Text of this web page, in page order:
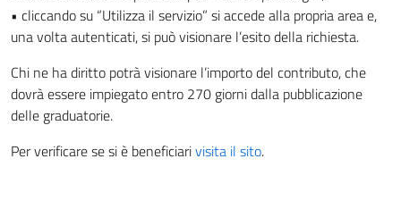
•⁠ ⁠cliccando su “Utilizza il servizio” si accede alla propria area e,
una volta autenticati, si può visionare l’esito della richiesta.
Chi ne ha diritto potrà visionare l’importo del contributo, che
dovrà essere impiegato entro 270 giorni dalla pubblicazione
delle graduatorie.
Per verificare se si è beneficiarivisita il sito.